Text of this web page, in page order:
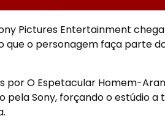
Pictures Entertainment
que o personagem faça parte
por O Espetacular Homem-
pela Sony, forçando o estúdio a